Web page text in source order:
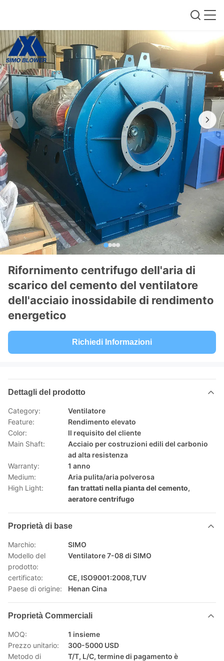
Rifornimento centrifugo dell'aria di
scarico del cemento del ventilatore
dell'acciaio inossidabile di rendimento
energetico
Richiedi Informazioni
Dettagli del prodotto
Category:
Ventilatore
Feature:
Rendimento elevato
Color:
Il requisito del cliente
Main Shaft:
Acciaio per costruzioni edili del carbonio
ad alta resistenza
Warranty:
1 anno
Medium:
Aria pulita/aria polverosa
High Light:
fan trattati nella pianta del cemento,
aeratore centrifugo
Proprietà di base
Marchio:
SIMO
Modello del
prodotto:
Ventilatore 7-08 di SIMO
certificato:
CE, ISO9001:2008,TUV
Paese di origine:
Henan Cina
Proprietà Commerciali
MOQ:
1 insieme
Prezzo unitario:
300-5000 USD
Metodo di
T/T, L/C, termine di pagamento è